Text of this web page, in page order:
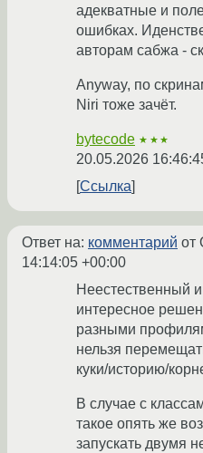
адекватные и
ошибках.
авторам сабжа -
Anyway, по
Niri тоже зачёт.
bytecode ★★★
20.05.2026
Ссылка
Ответ на: комментарий от
14:14:05 +00:00
Неестественный
интересное
разными
нельзя
куки/историю/
В случае с
такое опять же
запускать двумя